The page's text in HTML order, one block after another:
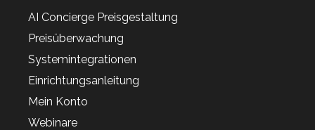
AI Concierge Preisgestaltung
Preisüberwachung
Systemintegrationen
Einrichtungsanleitung
Mein Konto
Webinare